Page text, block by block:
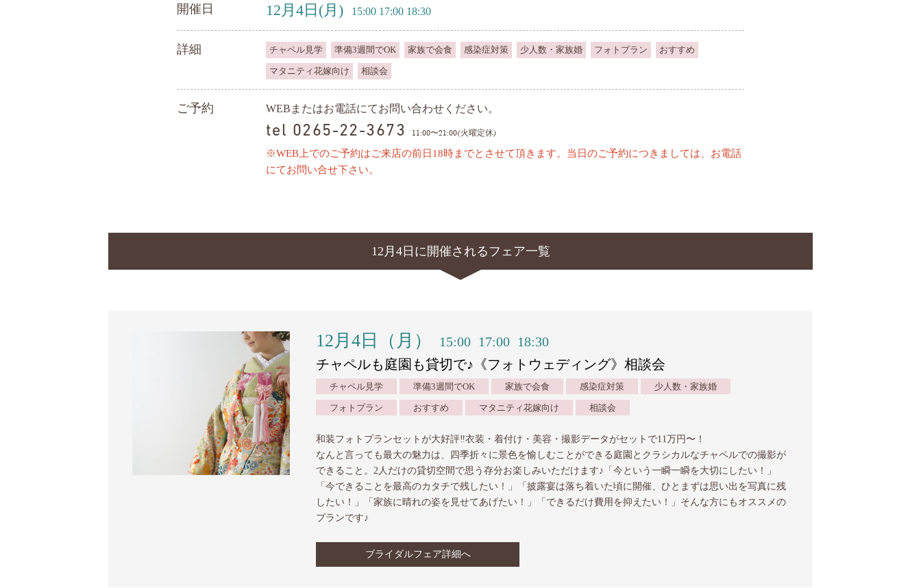
開催日 12月4日 (月) 15:00 17:00 18:30
詳細 チャペル見学 準備3週間でOK 家族で会食 感染症対策 少人数・家族婚 フォトプラン おすすめ
マタニティ花嫁向け 相談会
ご予約 WEBまたはお電話にてお問い合わせください。
tel 0265-22-3673 11:00〜21:00(火曜定休)
※WEB上でのご予約はご来店の前日18時までとさせて頂きます。当日のご予約につきましては、お電話
にてお問い合せ下さい。
12月4日に開催されるフェア一覧
12月4日（月） 15:00 17:00 18:30
チャペルも庭園も貸切で♪《フォトウェディング》相談会
チャペル見学 準備3週間でOK 家族で会食 感染症対策 少人数・家族婚
フォトプラン おすすめ マタニティ花嫁向け 相談会
和装フォトプランセットが大好評‼︎衣装・着付け・美容・撮影データがセットで11万円〜！
なんと言っても最大の魅力は、四季折々に景色を愉しむことができる庭園とクラシカルなチャペルでの撮影が
できること。2人だけの貸切空間で思う存分お楽しみいただけます♪「今という一瞬一瞬を大切にしたい！」
「今できることを最高のカタチで残したい！」「披露宴は落ち着いた頃に開催、ひとまずは思い出を写真に残
したい！」「家族に晴れの姿を見せてあげたい！」「できるだけ費用を抑えたい！」そんな方にもオススメの
プランです♪
ブライダルフェア詳細へ